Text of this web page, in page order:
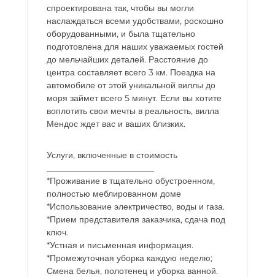
спроектирована так, чтобы вы могли
наслаждаться всеми удобствами, роскошно
оборудованными, и была тщательно
подготовлена для наших уважаемых гостей
до мельчайших деталей. Расстояние до
центра составляет всего 3 км. Поездка на
автомобиле от этой уникальной виллы до
моря займет всего 5 минут. Если вы хотите
воплотить свои мечты в реальность, вилла
Мендос ждет вас и ваших близких.
Услуги, включенные в стоимость
*Проживание в тщательно обустроенном,
полностью меблированном доме
*Использование электричество, воды и газа.
*Прием представителя заказчика, сдача под
ключ.
*Устная и письменная информация.
*Промежуточная уборка каждую неделю;
Смена белья, полотенец и уборка ванной.